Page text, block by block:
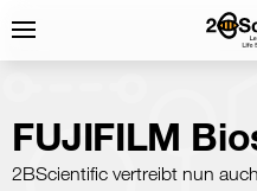
toMenu
Home
FUJIFILM
2BScientific vertreibt nun